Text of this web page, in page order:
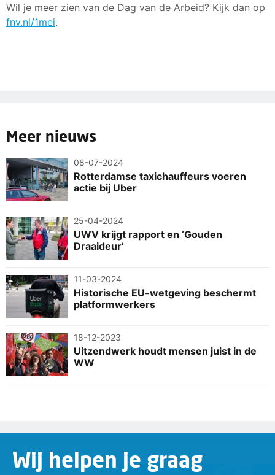
Wil je meer zien van de Dag van de Arbeid? Kijk dan op
fnv.nl/1mei.
Meer nieuws
08-07-2024
Rotterdamse taxichauffeurs voeren
actie bij Uber
25-04-2024
UWV krijgt rapport en ‘Gouden
Draaideur’
11-03-2024
Historische EU-wetgeving beschermt
platformwerkers
18-12-2023
Uitzendwerk houdt mensen juist in de
WW
Wij helpen je graag